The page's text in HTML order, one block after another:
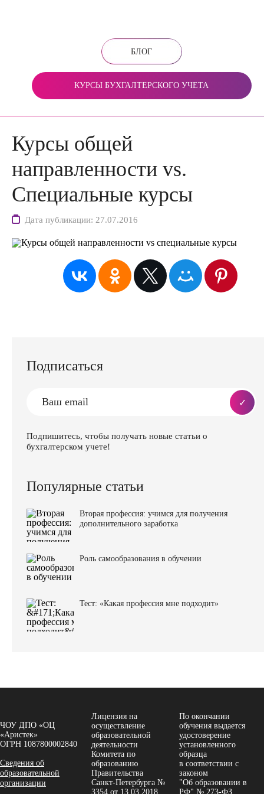
БЛОГ
КУРСЫ БУХГАЛТЕРСКОГО УЧЕТА
Курсы общей
направленности vs.
Специальные курсы
Дата публикации: 27.07.2016
Подписаться
Подпишитесь, чтобы получать новые статьи о
бухгалтерском учете!
Популярные статьи
Вторая профессия: учимся для получения
дополнительного заработка
Роль самообразования в обучении
Тест: «Какая профессия мне подходит»
ЧОУ ДПО «ОЦ
«Аристек»
ОГРН 1087800002840
Сведения об
образовательной
организации
Лицензия на
осуществление
образовательной
деятельности
Комитета по
образованию
Правительства
Санкт-Петербурга №
3354 от 13.03.2018
По окончании
обучения выдается
удостоверение
установленного
образца
в соответствии с
законом
"Об образовании в
РФ" № 273-ФЗ